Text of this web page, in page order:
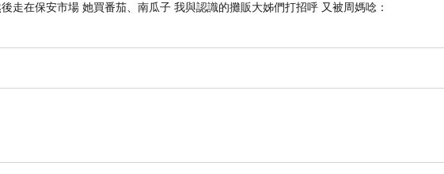
走在保安市場 她買番茄、南瓜子 我與認識的攤販大姊們打招呼 又被周媽唸：